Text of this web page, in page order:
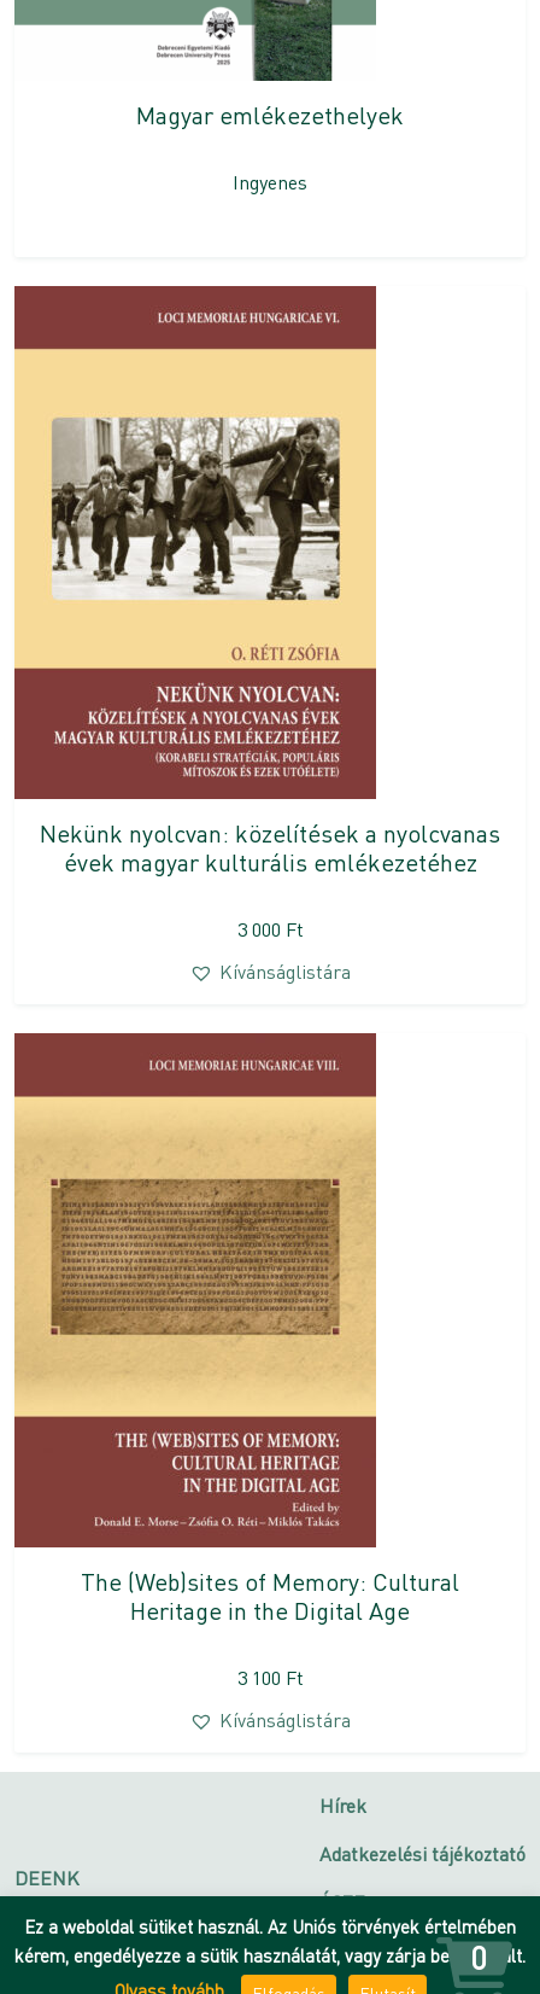
Magyar emlékezethelyek
Ingyenes
Nekünk nyolcvan: közelítések a nyolcvanas
évek magyar kulturális emlékezetéhez
3 000 Ft
Kívánságlistára
The (Web)sites of Memory: Cultural
Heritage in the Digital Age
3 100 Ft
Kívánságlistára
DEENK
Debreceni Egyetem
Hírek
Adatkezelési tájékoztató
ÁSZF
Impresszum
Ez a weboldal sütiket használ. Az Uniós törvények értelmében
kérem, engedélyezze a sütik használatát, vagy zárja be az oldalt.
0